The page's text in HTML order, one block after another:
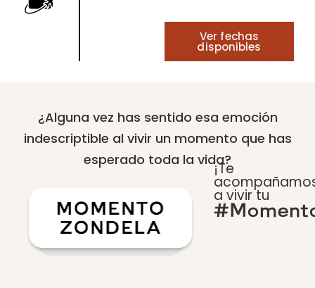
Ver fechas
disponibles
¿Alguna vez has sentido esa emoción
indescriptible al vivir un momento que has
esperado toda la vida?
¡Te
a vivir tu